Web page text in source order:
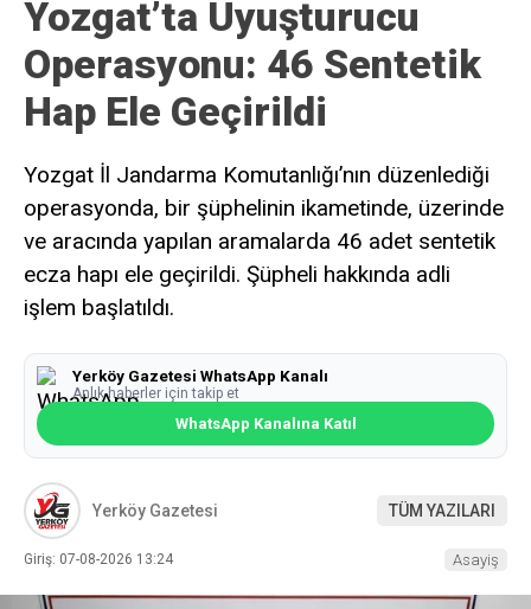
Yozgat’ta Uyuşturucu
Operasyonu: 46 Sentetik
Hap Ele Geçirildi
Yozgat İl Jandarma Komutanlığı’nın düzenlediği
operasyonda, bir şüphelinin ikametinde, üzerinde
ve aracında yapılan aramalarda 46 adet sentetik
ecza hapı ele geçirildi. Şüpheli hakkında adli
işlem başlatıldı.
Yerköy Gazetesi WhatsApp Kanalı
Anlık haberler için takip et
WhatsApp Kanalına Katıl
Yerköy Gazetesi TÜM YAZILARI
Giriş: 07-08-2026 13:24 Asayiş